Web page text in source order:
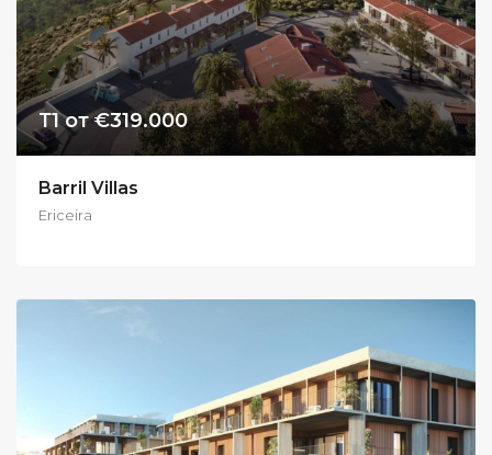
Т1 от €319.000
Barril Villas
Ericeira